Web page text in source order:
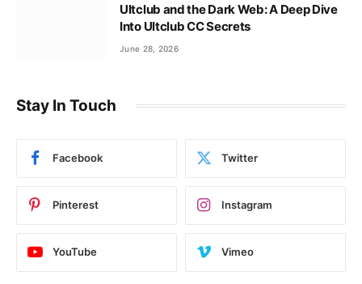
Ultclub and the Dark Web: A Deep Dive
Into Ultclub CC Secrets
June 28, 2026
Stay In Touch
Facebook Twitter
Pinterest Instagram
YouTube Vimeo